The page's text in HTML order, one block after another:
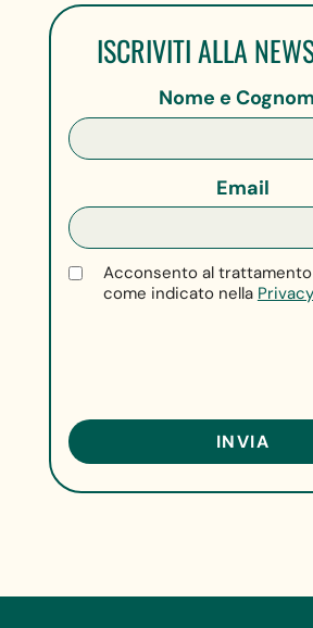
ISCRIVITI ALLA
Nome e
Email
Acconsento al
come indicato nella